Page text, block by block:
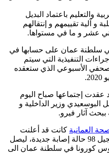
والتعليم باعتماد البديل
و آلية تقييمهم و إنتقالهم
عشر و ما في مستواها.
سلطنة عمان على حسابها في
التنفيذية التي سيتم
الأسبوعي الذي ستعقده
عقدت إجتماعها صباح اليوم
وزير الداخلية و
آثار فيرو.
العمانية كانت قد أعلنت
صباح اليوم 05 مايو 2020 ، عن تسجيل 98 حالة إصابة جديدة، ليصل
كورونا في سلطنة عمان الى